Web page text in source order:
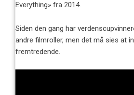
Everything» fra 2014.
Siden den gang har
andre filmroller, men det må sies at
fremtredende.